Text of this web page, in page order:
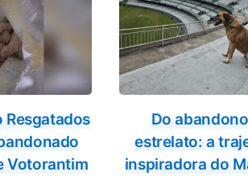
Resgatados
Votorantim
Do
estrelato: a
inspiradora do